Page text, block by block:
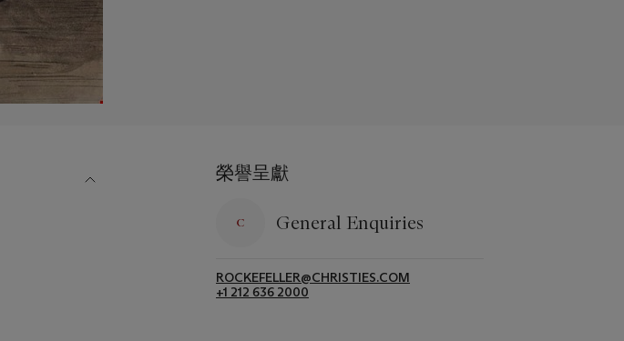
榮譽呈獻
General Enquiries
ROCKEFELLER@CHRISTIES.COM
+1 212 636 2000